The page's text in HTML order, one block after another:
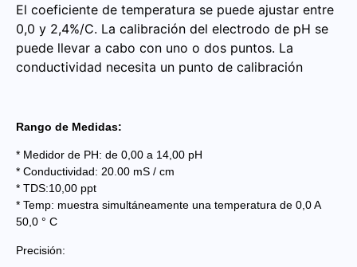
El coeficiente de temperatura se puede ajustar entre
0,0 y 2,4%/C. La calibración del electrodo de pH se
puede llevar a cabo con uno o dos puntos. La
conductividad necesita un punto de calibración
Rango de Medidas:
* Medidor de PH: de 0,00 a 14,00 pH
* Conductividad: 20.00 mS / cm
* TDS:10,00 ppt
* Temp: muestra simultáneamente una temperatura de 0,0 A
50,0 ° C
Precisión: